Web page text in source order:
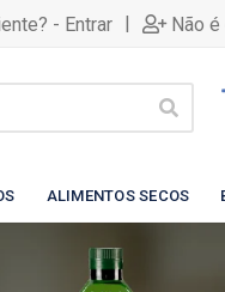
- Entrar | Não
ALIMENTOS SECOS